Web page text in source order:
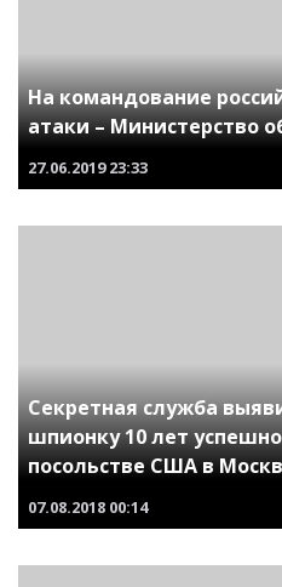
На командование
атаки – Министерство
27.06.2019 23:33
Секретная служба
шпионку 10 лет
посольстве США в
07.08.2018 00:14